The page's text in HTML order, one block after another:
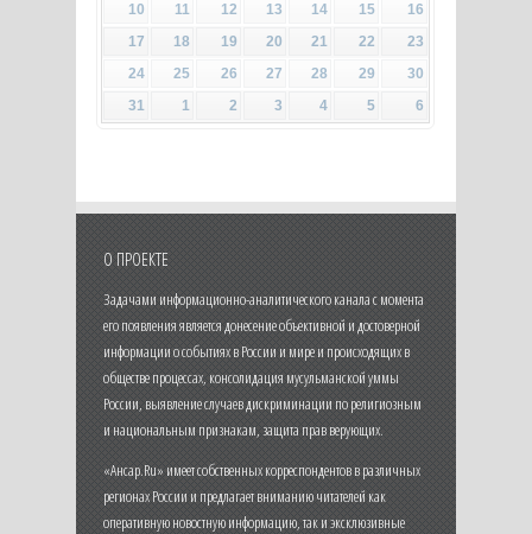
10
11 12 13 14 15
16
17
18 19 20 21 22
23
24
25 26 27 28 29
30
31
1 2 3 4 5 6
О ПРОЕКТЕ
Задачами информационно-аналитического канала с момента
его появления является донесение объективной и достоверной
информации о событиях в России и мире и происходящих в
обществе процессах, консолидация мусульманской уммы
России, выявление случаев дискриминации по религиозным
и национальным признакам, защита прав верующих.
«Ансар.Ru» имеет собственных корреспондентов в различных
регионах России и предлагает вниманию читателей как
оперативную новостную информацию, так и эксклюзивные